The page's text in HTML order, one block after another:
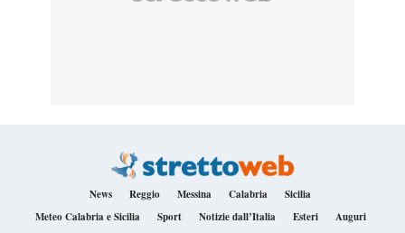
News Reggio Messina Calabria
Sicilia
Meteo Calabria e Sicilia
Sport Notizie dall’Italia Esteri Auguri